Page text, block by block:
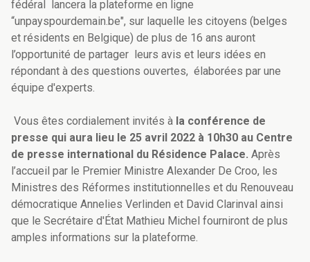
fédéral lancera la plateforme en ligne
“unpayspourdemain.be", sur laquelle les citoyens (belges
et résidents en Belgique) de plus de 16 ans auront
l’opportunité de partager leurs avis et leurs idées en
répondant à des questions ouvertes, élaborées par une
équipe d'experts.
Vous êtes cordialement invités à la conférence de
presse qui aura lieu le 25 avril 2022 à 10h30 au Centre
de presse international du Résidence Palace. Après
l’accueil par le Premier Ministre Alexander De Croo, les
Ministres des Réformes institutionnelles et du Renouveau
démocratique Annelies Verlinden et David Clarinval ainsi
que le Secrétaire d'État Mathieu Michel fourniront de plus
amples informations sur la plateforme.